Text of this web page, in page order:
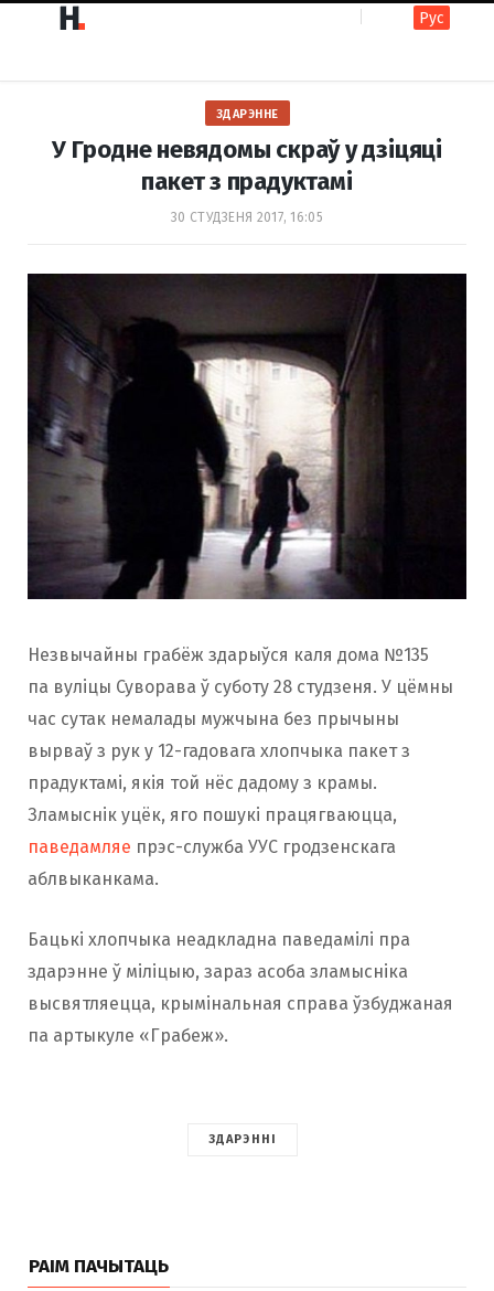
c
b
o
k a
Рус
ЗДАРЭННЕ
У Гродне невядомы скраў у дзіцяці
пакет з прадуктамі
30 СТУДЗЕНЯ 2017, 16:05
Незвычайны грабёж здарыўся каля дома №135
па вуліцы Суворава ў суботу 28 студзеня. У цёмны
час сутак немалады мужчына без прычыны
вырваў з рук у 12-гадовага хлопчыка пакет з
прадуктамі, якія той нёс дадому з крамы.
Зламыснік уцёк, яго пошукі працягваюцца,
паведамляе прэс-служба УУС гродзенскага
аблвыканкама.
Бацькі хлопчыка неадкладна паведамілі пра
здарэнне ў міліцыю, зараз асоба зламысніка
высвятляецца, крымінальная справа ўзбуджаная
па артыкуле «Грабеж».
ЗДАРЭННІ
РАІМ ПАЧЫТАЦЬ